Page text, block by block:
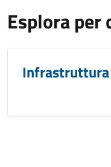
Esplora per